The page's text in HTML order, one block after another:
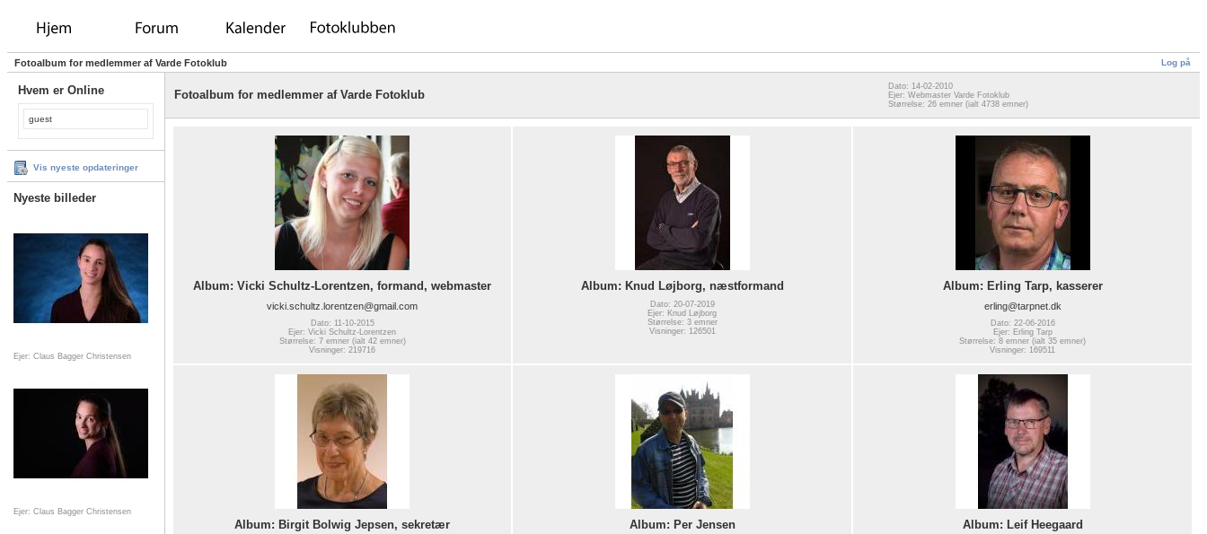
Log på
Fotoalbum for medlemmer af Varde Fotoklub
Hvem er Online
guest
Vis nyeste opdateringer
Nyeste billeder
Ejer: Claus Bagger Christensen
Ejer: Claus Bagger Christensen
Fotoalbum for medlemmer af Varde Fotoklub
Dato: 14-02-2010
Ejer: Webmaster Varde Fotoklub
Størrelse: 26 emner (ialt 4738 emner)
Album: Vicki Schultz-Lorentzen, formand, webmaster
vicki.schultz.lorentzen@gmail.com
Dato: 11-10-2015
Ejer: Vicki Schultz-Lorentzen
Størrelse: 7 emner (ialt 42 emner)
Visninger: 219716
Album: Knud Løjborg, næstformand
Dato: 20-07-2019
Ejer: Knud Løjborg
Størrelse: 3 emner
Visninger: 126501
Album: Erling Tarp, kasserer
erling@tarpnet.dk
Dato: 22-06-2016
Ejer: Erling Tarp
Størrelse: 8 emner (ialt 35 emner)
Visninger: 169511
Album: Birgit Bolwig Jepsen, sekretær Album: Per Jensen Album: Leif Heegaard